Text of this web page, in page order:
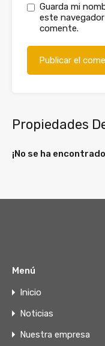
Guarda mi
este
comente.
Propiedades
¡No se ha
Menú
Inicio
Noticias
Nuestra empresa